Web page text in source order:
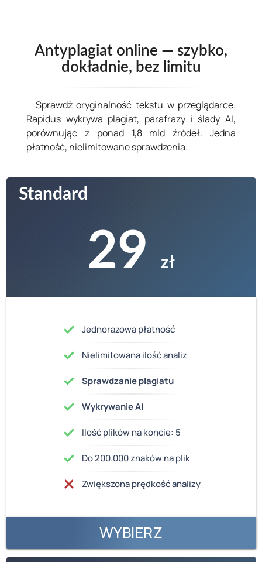
Antyplagiat online — szybko,
dokładnie, bez limitu
Sprawdź oryginalność tekstu w przeglądarce.
Rapidus wykrywa plagiat, parafrazy i ślady AI,
porównując z ponad 1,8 mld źródeł. Jedna
płatność, nielimitowane sprawdzenia.
Standard
29 zł
Jednorazowa płatność
Nielimitowana ilość analiz
Sprawdzanie plagiatu
Wykrywanie AI
Ilość plików na koncie: 5
Do 200.000 znaków na plik
Zwiększona prędkość analizy
WYBIERZ